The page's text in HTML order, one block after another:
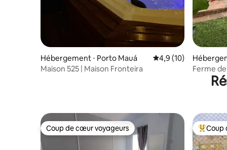
Hébergement ⋅ Porto Mauá Évaluation moyenne
4,9 (10)
Maison 525 | Maison Fronteira
Ferme
Coup de cœur voyageurs
Coup de cœur voyageurs Coups
Coup